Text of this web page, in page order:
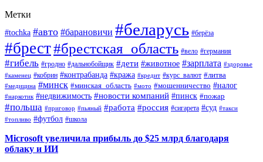
Метки
#tochka #авто #барановичи #беларусь #берёза
#брест#брестская_область #вело #германия
#гибель #гродно #дальнобойщик #дети #животное #зарплата #здоровье
#каменец #кобрин #контрабанда #кража #кредит #курс_валют #литва
#медицина #минск #минская_область #мото #мошенничество #налог
#наркотик #недвижимость #новости компаний #пинск #пожар
#польша #приговор #пьяный #работа #россия #сигарета #суд #такси
#топливо #футбол #школа
Microsoft увеличила прибыль до $25 млрд благодаря
облаку и ИИ